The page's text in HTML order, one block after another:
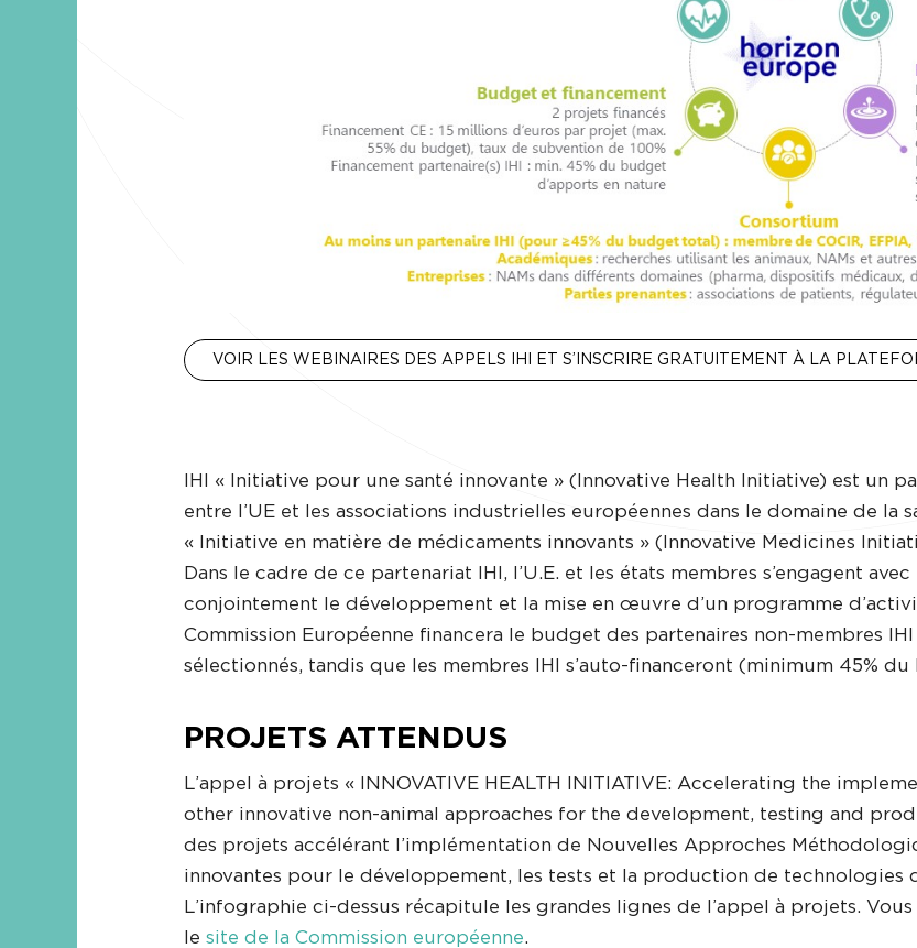
VOIR LES WEBINAIRES DES APPELS IHI ET S’INSCRIRE GRATUITEMENT À LA
IHI « Initiative pour une santé innovante » (Innovative Health Initiative) est un
entre l’UE et les associations industrielles européennes dans le domaine de la
« Initiative en matière de médicaments innovants » (Innovative Medicines
Dans le cadre de ce partenariat IHI, l’U.E. et les états membres s’engagent
conjointement le développement et la mise en œuvre d’un programme
Commission Européenne financera le budget des partenaires non-membres
sélectionnés, tandis que les membres IHI s’auto-financeront (minimum 45%
PROJETS ATTENDUS
L’appel à projets « INNOVATIVE HEALTH INITIATIVE: Accelerating the
other innovative non-animal approaches for the development, testing and
des projets accélérant l’implémentation de Nouvelles Approches
innovantes pour le développement, les tests et la production de technologies
L’infographie ci-dessus récapitule les grandes lignes de l’appel à projets.
le site de la Commission européenne.